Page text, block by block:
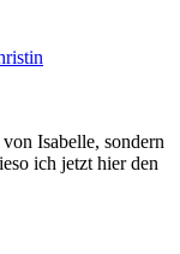
Isabelle, sondern
ich jetzt hier den